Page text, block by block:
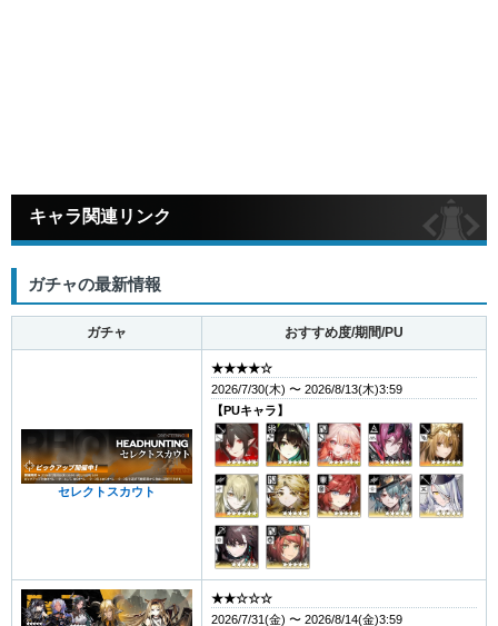
キャラ関連リンク
ガチャの最新情報
ガチャ おすすめ度/期間/PU
セレクトスカウト
★★★★☆
2026/7/30(木) 〜 2026/8/13(木)3:59
【PUキャラ】
★★☆☆☆
2026/7/31(金) 〜 2026/8/14(金)3:59